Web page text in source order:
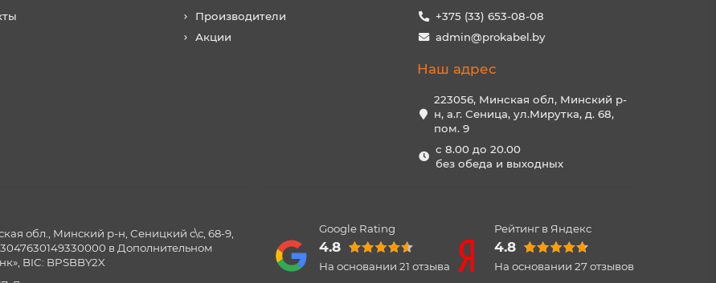
Производители
Акции
+375 (33) 653-08-08
admin@prokabel.by
Наш адрес
223056, Минская обл, Минский р-
н, а.г. Сеница, ул.Мирутка, д. 68,
пом. 9
с 8.00 до 20.00
без обеда и выходных
обл., Минский р-н, Сеницкий с\с, 68-9,
в Дополнительном
BIC: BPSBBY2X
Google Rating
4.8
На основании 21 отзыва
Рейтинг в Яндекс
4.8
На основании 27отзывов